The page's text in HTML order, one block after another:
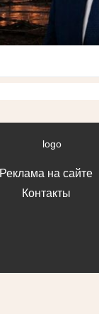
Реклама на сайте
Контакты